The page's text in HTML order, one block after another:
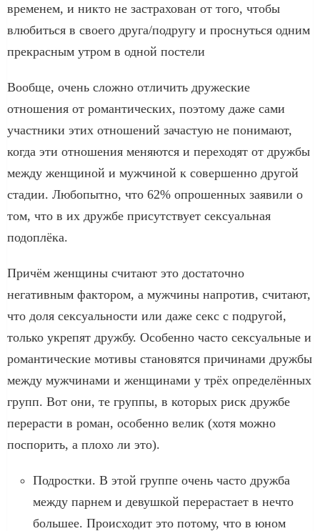
временем, и никто не застрахован от того, чтобы
влюбиться в своего друга/подругу и проснуться одним
прекрасным утром в одной постели
Вообще, очень сложно отличить дружеские
отношения от романтических, поэтому даже сами
участники этих отношений зачастую не понимают,
когда эти отношения меняются и переходят от дружбы
между женщиной и мужчиной к совершенно другой
стадии. Любопытно, что 62% опрошенных заявили о
том, что в их дружбе присутствует сексуальная
подоплёка.
Причём женщины считают это достаточно
негативным фактором, а мужчины напротив, считают,
что доля сексуальности или даже секс с подругой,
только укрепят дружбу. Особенно часто сексуальные и
романтические мотивы становятся причинами дружбы
между мужчинами и женщинами у трёх определённых
групп. Вот они, те группы, в которых риск дружбе
перерасти в роман, особенно велик (хотя можно
поспорить, а плохо ли это).
Подростки. В этой группе очень часто дружба
между парнем и девушкой перерастает в нечто
большее. Происходит это потому, что в юном